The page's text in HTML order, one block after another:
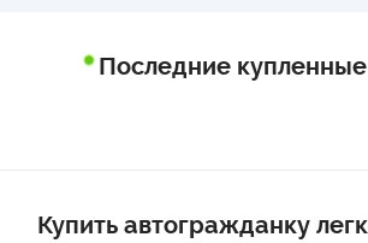
Последние
Купить автогражданку